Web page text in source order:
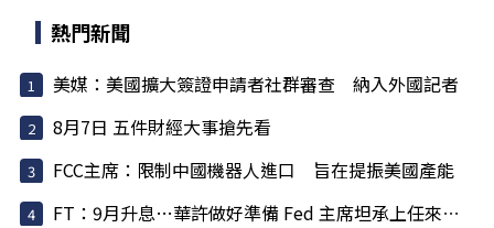
熱門新聞
美媒：美國擴大簽證申請者社群審查 納入外國記者
8月7日 五件財經大事搶先看
FCC主席：限制中國機器人進口 旨在提振美國產能
FT：9月升息…華許做好準備 Fed 主席坦承上任來犯了一些錯